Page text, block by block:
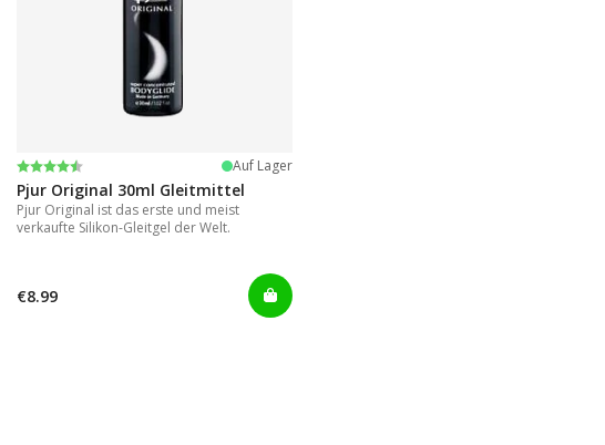
Bewertung:
4.2 von 5 Sternen Auf Lager
Pjur Original 30ml Gleitmittel
Pjur Original ist das erste und meist
verkaufte Silikon-Gleitgel der Welt.
€8.99